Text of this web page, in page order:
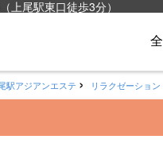
上尾駅東口徒歩3分）
駅アジアンエステ リラクゼーショ